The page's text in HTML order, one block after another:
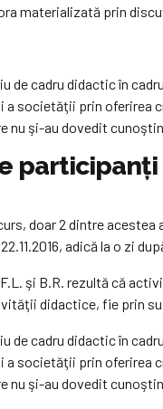
materializată prin
de cadru didactic în
societăţii prin oferirea
şi-au dovedit
doar 2 dintre
adică la o zi
şi B.R. rezultă că
didactice, fie prin
de cadru didactic în
societăţii prin oferirea
nu şi-au dovedit